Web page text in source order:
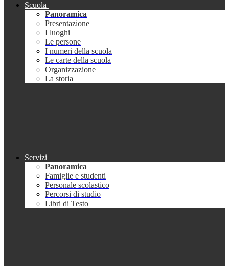
Scuola
Panoramica
Presentazione
I luoghi
Le persone
I numeri della scuola
Le carte della scuola
Organizzazione
La storia
Servizi
Panoramica
Famiglie e studenti
Personale scolastico
Percorsi di studio
Libri di Testo